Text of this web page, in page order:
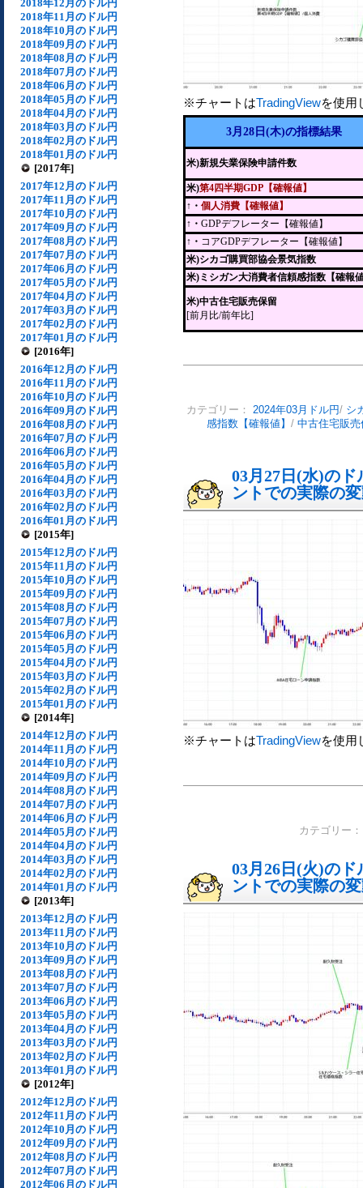
2018年12月のドル円
2018年11月のドル円
2018年10月のドル円
2018年09月のドル円
2018年08月のドル円
2018年07月のドル円
2018年06月のドル円
2018年05月のドル円
2018年04月のドル円
2018年03月のドル円
2018年02月のドル円
2018年01月のドル円
[2017年]
2017年12月のドル円
2017年11月のドル円
2017年10月のドル円
2017年09月のドル円
2017年08月のドル円
2017年07月のドル円
2017年06月のドル円
2017年05月のドル円
2017年04月のドル円
2017年03月のドル円
2017年02月のドル円
2017年01月のドル円
[2016年]
2016年12月のドル円
2016年11月のドル円
2016年10月のドル円
2016年09月のドル円
2016年08月のドル円
2016年07月のドル円
2016年06月のドル円
2016年05月のドル円
2016年04月のドル円
2016年03月のドル円
2016年02月のドル円
2016年01月のドル円
[2015年]
2015年12月のドル円
2015年11月のドル円
2015年10月のドル円
2015年09月のドル円
2015年08月のドル円
2015年07月のドル円
2015年06月のドル円
2015年05月のドル円
2015年04月のドル円
2015年03月のドル円
2015年02月のドル円
2015年01月のドル円
[2014年]
2014年12月のドル円
2014年11月のドル円
2014年10月のドル円
2014年09月のドル円
2014年08月のドル円
2014年07月のドル円
2014年06月のドル円
2014年05月のドル円
2014年04月のドル円
2014年03月のドル円
2014年02月のドル円
2014年01月のドル円
[2013年]
2013年12月のドル円
2013年11月のドル円
2013年10月のドル円
2013年09月のドル円
2013年08月のドル円
2013年07月のドル円
2013年06月のドル円
2013年05月のドル円
2013年04月のドル円
2013年03月のドル円
2013年02月のドル円
2013年01月のドル円
[2012年]
2012年12月のドル円
2012年11月のドル円
2012年10月のドル円
2012年09月のドル円
2012年08月のドル円
2012年07月のドル円
2012年06月のドル円
※チャートはTradingViewを使用
3月28日(木)の指標結果
米)新規失業保険申請件数
米)第4四半期GDP【確報値】
↑・ 個人消費【確報値】
↑・ GDPデフレーター【確報値】
↑・ コアGDPデフレーター【確報値】
米)シカゴ購買部協会景気指数
米)ミシガン大消費者信頼感指数【確報
米)中古住宅販売保留
[前月比/前年比]
カテゴリー： 2024年03月ドル円/ シ
感指数【確報値】 / 中古住宅販
03月27日(水)の
ントでの実際の
※チャートはTradingViewを使用
カテゴリー
03月26日(火)の
ントでの実際の